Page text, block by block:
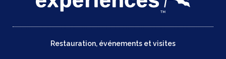
Restauration, événements et visites